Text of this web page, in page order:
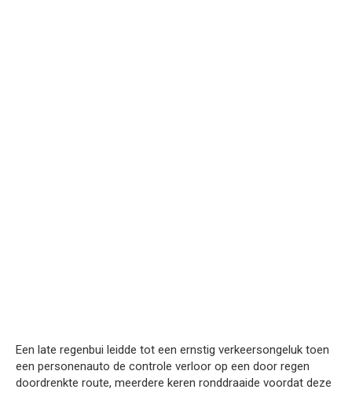
Een late regenbui leidde tot een ernstig verkeersongeluk toen
een personenauto de controle verloor op een door regen
doordrenkte route, meerdere keren ronddraaide voordat deze